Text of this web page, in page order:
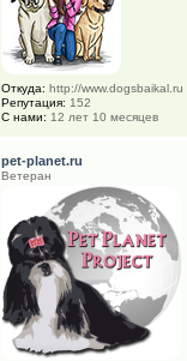
Откуда: http://www.dogsbaikal.ru
Репутация: 152
С нами: 12 лет 10 месяцев
pet-planet.ru
Ветеран